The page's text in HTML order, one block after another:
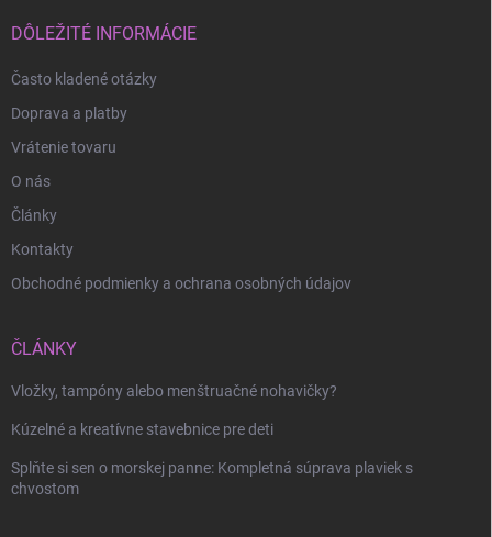
DÔLEŽITÉ INFORMÁCIE
Často kladené otázky
Doprava a platby
Vrátenie tovaru
O nás
Články
Kontakty
Obchodné podmienky a ochrana osobných údajov
ČLÁNKY
Vložky, tampóny alebo menštruačné nohavičky?
Kúzelné a kreatívne stavebnice pre deti
Splňte si sen o morskej panne: Kompletná súprava plaviek s
chvostom